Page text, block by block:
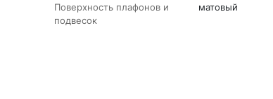
Поверхность плафонов и
подвесок
матовый